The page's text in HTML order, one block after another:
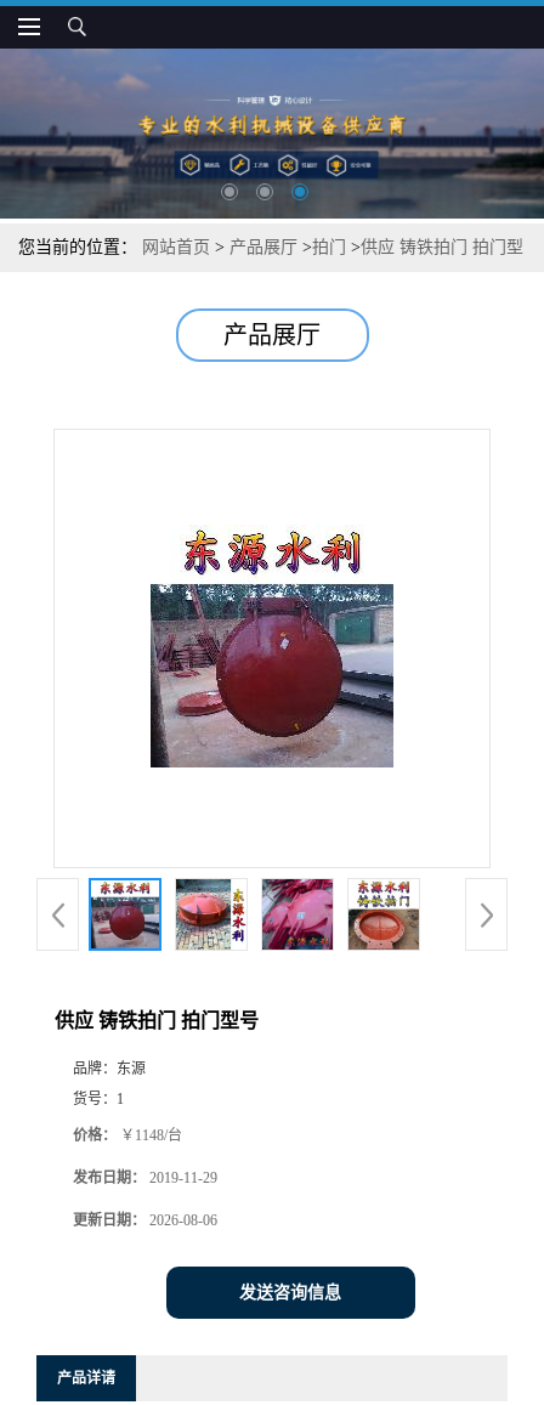
您当前的位置： 网站首页 > 产品展厅 >拍门 >供应 铸铁拍门 拍门型
产品展厅
供应 铸铁拍门 拍门型号
品牌： 东源
货号： 1
价格： ￥1148/台
发布日期： 2019-11-29
更新日期： 2026-08-06
发送咨询信息
产品详请